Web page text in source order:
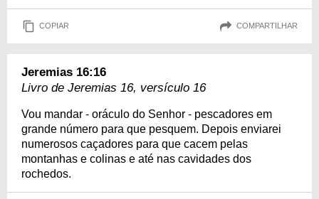
COPIAR COMPARTILHAR
Jeremias 16:16
Livro de Jeremias 16, versículo 16
Vou mandar - oráculo do Senhor - pescadores em
grande número para que pesquem. Depois enviarei
numerosos caçadores para que cacem pelas
montanhas e colinas e até nas cavidades dos
rochedos.